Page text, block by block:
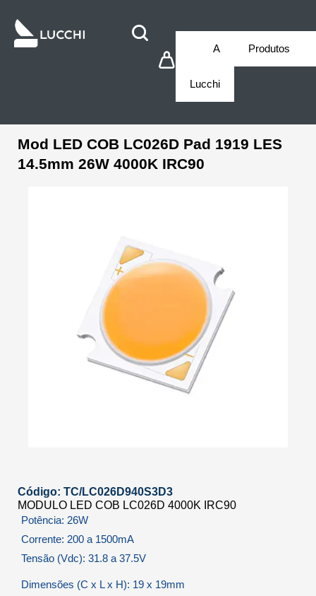
A
Lucchi
Produtos
Mod LED COB LC026D Pad 1919 LES
14.5mm 26W 4000K IRC90
Código: TC/LC026D940S3D3
MODULO LED COB LC026D 4000K IRC90
Potência: 26W
Corrente: 200 a 1500mA
Tensão (Vdc): 31.8 a 37.5V
Dimensões (C x L x H): 19 x 19mm